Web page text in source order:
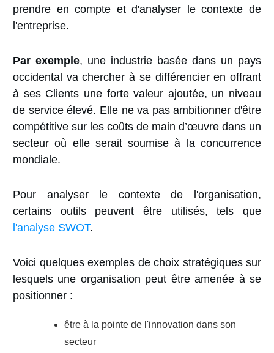
prendre en compte et d'analyser le contexte de
l'entreprise.
Par exemple, une industrie basée dans un pays
occidental va chercher à se différencier en offrant
à ses Clients une forte valeur ajoutée, un niveau
de service élevé. Elle ne va pas ambitionner d'être
compétitive sur les coûts de main d’œuvre dans un
secteur où elle serait soumise à la concurrence
mondiale.
Pour analyser le contexte de l'organisation,
certains outils peuvent être utilisés, tels que
l'analyse SWOT.
Voici quelques exemples de choix stratégiques sur
lesquels une organisation peut être amenée à se
positionner :
être à la pointe de l'innovation dans son
secteur